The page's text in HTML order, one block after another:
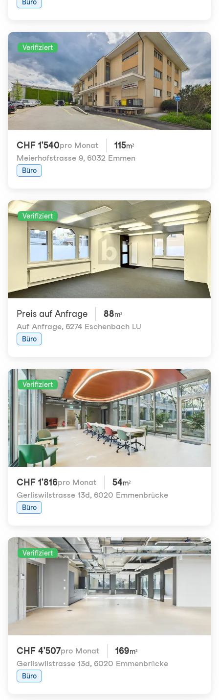
Büro
Verifiziert
CHF 1'540pro Monat 115m²
Meierhofstrasse 9, 6032 Emmen
Büro
Verifiziert
Preis auf Anfrage 88m²
Auf Anfrage, 6274 Eschenbach LU
Büro
Verifiziert
CHF 1'816pro Monat 54m²
Gerliswilstrasse 13d, 6020 Emmenbrücke
Büro
Verifiziert
CHF 4'507pro Monat 169m²
Gerliswilstrasse 13d, 6020 Emmenbrücke
Büro